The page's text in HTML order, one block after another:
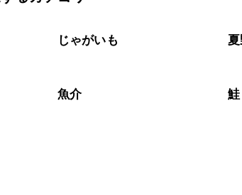
中が目安です。なるべくお早めにお召し上がりくだ
じゃがいも
魚介